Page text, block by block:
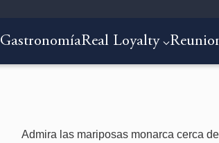
GastronomíaReal Loyalty
Admira las mariposas monarca cerca